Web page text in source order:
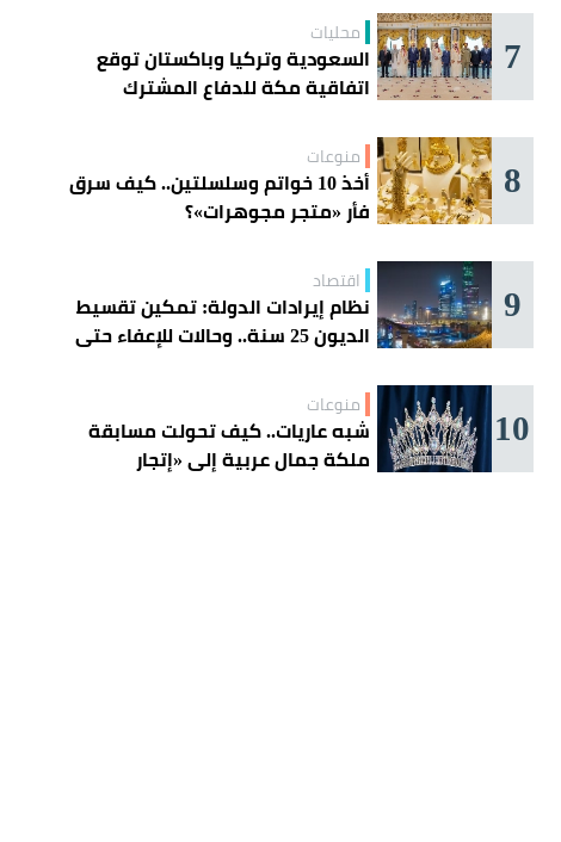
7 محليات
السعودية وتركيا وباكستان توقع
اتفاقية مكة للدفاع المشترك
8 منوعات
أخذ 10 خواتم وسلسلتين.. كيف سرق
فأر «متجر مجوهرات»؟
9 اقتصاد
نظام إيرادات الدولة: تمكين تقسيط
الديون 25 سنة.. وحالات للإعفاء حتى
10 منوعات
شبه عاريات.. كيف تحولت مسابقة
ملكة جمال عربية إلى «إتجار